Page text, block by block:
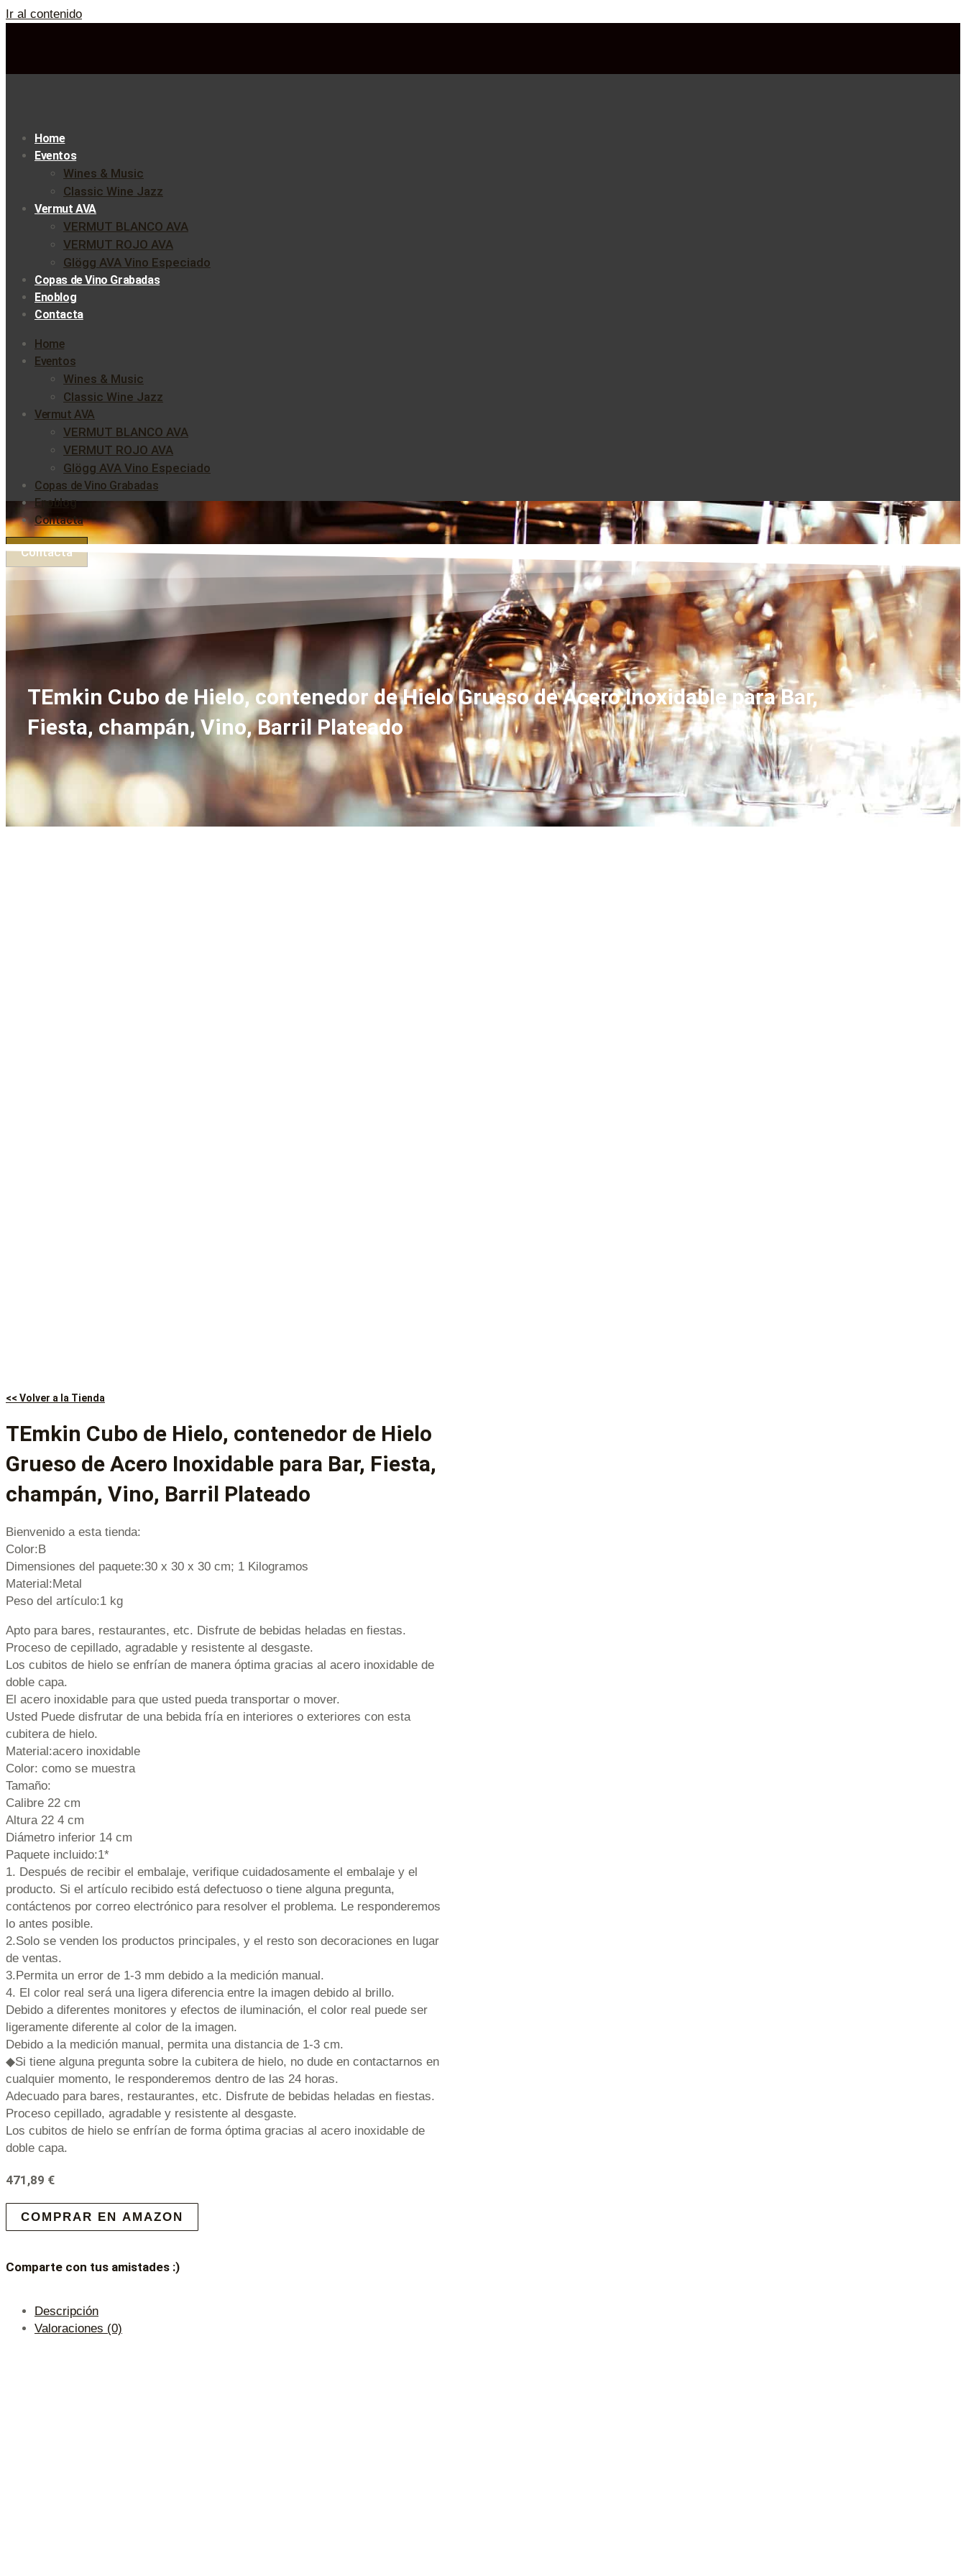
Ir al contenido
Home
Eventos
Wines & Music
Classic Wine Jazz
Vermut AVA
VERMUT BLANCO AVA
VERMUT ROJO AVA
Glögg AVA Vino Especiado
Copas de Vino Grabadas
Enoblog
Contacta
Home
Eventos
Wines & Music
Classic Wine Jazz
Vermut AVA
VERMUT BLANCO AVA
VERMUT ROJO AVA
Glögg AVA Vino Especiado
Copas de Vino Grabadas
Enoblog
Contacta
Contacta
TEmkin Cubo de Hielo, contenedor de Hielo Grueso de Acero Inoxidable para Bar,
Fiesta, champán, Vino, Barril Plateado
<< Volver a la Tienda
TEmkin Cubo de Hielo, contenedor de Hielo
Grueso de Acero Inoxidable para Bar, Fiesta,
champán, Vino, Barril Plateado
Bienvenido a esta tienda:
Color:B
Dimensiones del paquete:30 x 30 x 30 cm; 1 Kilogramos
Material:Metal
Peso del artículo:1 kg
Apto para bares, restaurantes, etc. Disfrute de bebidas heladas en fiestas.
Proceso de cepillado, agradable y resistente al desgaste.
Los cubitos de hielo se enfrían de manera óptima gracias al acero inoxidable de
doble capa.
El acero inoxidable para que usted pueda transportar o mover.
Usted Puede disfrutar de una bebida fría en interiores o exteriores con esta
cubitera de hielo.
Material:acero inoxidable
Color: como se muestra
Tamaño:
Calibre 22 cm
Altura 22 4 cm
Diámetro inferior 14 cm
Paquete incluido:1*
1. Después de recibir el embalaje, verifique cuidadosamente el embalaje y el
producto. Si el artículo recibido está defectuoso o tiene alguna pregunta,
contáctenos por correo electrónico para resolver el problema. Le responderemos
lo antes posible.
2.Solo se venden los productos principales, y el resto son decoraciones en lugar
de ventas.
3.Permita un error de 1-3 mm debido a la medición manual.
4. El color real será una ligera diferencia entre la imagen debido al brillo.
Debido a diferentes monitores y efectos de iluminación, el color real puede ser
ligeramente diferente al color de la imagen.
Debido a la medición manual, permita una distancia de 1-3 cm.
◆Si tiene alguna pregunta sobre la cubitera de hielo, no dude en contactarnos en
cualquier momento, le responderemos dentro de las 24 horas.
Adecuado para bares, restaurantes, etc. Disfrute de bebidas heladas en fiestas.
Proceso cepillado, agradable y resistente al desgaste.
Los cubitos de hielo se enfrían de forma óptima gracias al acero inoxidable de
doble capa.
471,89 €
COMPRAR EN AMAZON
Comparte con tus amistades :)
Descripción
Valoraciones (0)